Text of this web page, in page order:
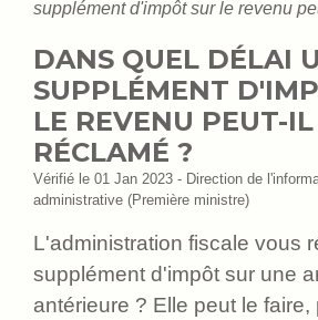
supplément d'impôt sur le revenu
DANS QUEL DÉLAI
SUPPLÉMENT
LE REVENU PEUT-
RÉCLAMÉ ?
Vérifié le 01 Jan 2023 - Direction de
administrative (Première ministre)
L'administration fiscale vous
supplément d'impôt sur une
antérieure ? Elle peut le faire,